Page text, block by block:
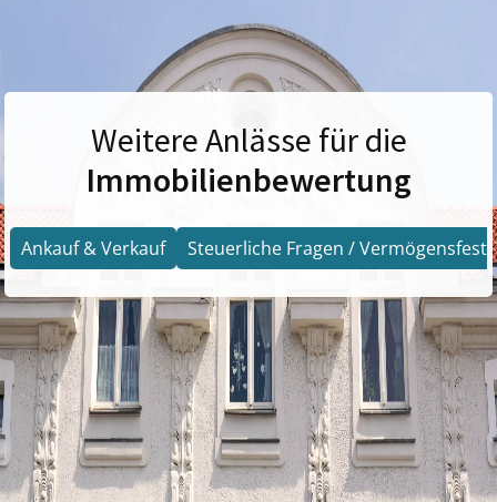
Weitere Anlässe für die
Immobilienbewertung
Ankauf & Verkauf Steuerliche Fragen /